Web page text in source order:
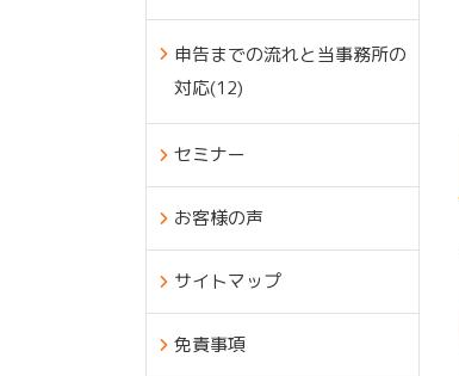
申告までの流れと当事務所の
対応(12)
セミナー
お客様の声
サイトマップ
免責事項